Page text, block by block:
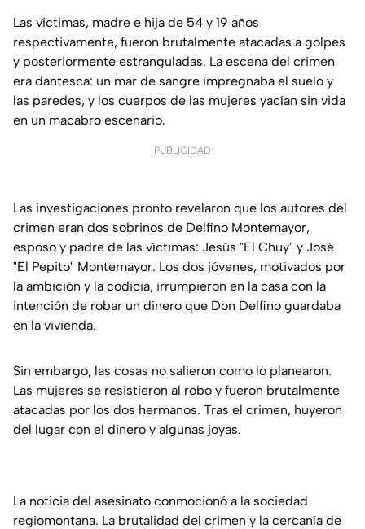
Las víctimas, madre e hija de 54 y 19 años
respectivamente, fueron brutalmente atacadas a golpes
y posteriormente estranguladas. La escena del crimen
era dantesca: un mar de sangre impregnaba el suelo y
las paredes, y los cuerpos de las mujeres yacían sin vida
en un macabro escenario.
PUBLICIDAD
Las investigaciones pronto revelaron que los autores del
crimen eran dos sobrinos de Delfino Montemayor,
esposo y padre de las víctimas: Jesús "El Chuy" y José
"El Pepito" Montemayor. Los dos jóvenes, motivados por
la ambición y la codicia, irrumpieron en la casa con la
intención de robar un dinero que Don Delfino guardaba
en la vivienda.
Sin embargo, las cosas no salieron como lo planearon.
Las mujeres se resistieron al robo y fueron brutalmente
atacadas por los dos hermanos. Tras el crimen, huyeron
del lugar con el dinero y algunas joyas.
La noticia del asesinato conmocionó a la sociedad
regiomontana. La brutalidad del crimen y la cercanía de